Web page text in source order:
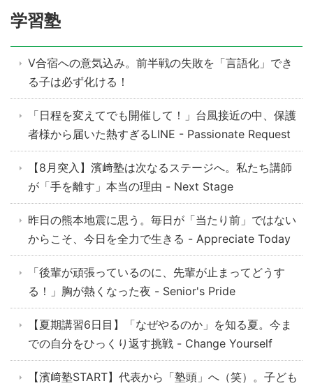
学習塾
V合宿への意気込み。前半戦の失敗を「言語化」でき
る子は必ず化ける！
「日程を変えてでも開催して！」台風接近の中、保護
者様から届いた熱すぎるLINE - Passionate Request
【8月突入】濱﨑塾は次なるステージへ。私たち講師
が「手を離す」本当の理由 - Next Stage
昨日の熊本地震に思う。毎日が「当たり前」ではない
からこそ、今日を全力で生きる - Appreciate Today
「後輩が頑張っているのに、先輩が止まってどうす
る！」胸が熱くなった夜 - Senior's Pride
【夏期講習6日目】「なぜやるのか」を知る夏。今ま
での自分をひっくり返す挑戦 - Change Yourself
【濱﨑塾START】代表から「塾頭」へ（笑）。子ども